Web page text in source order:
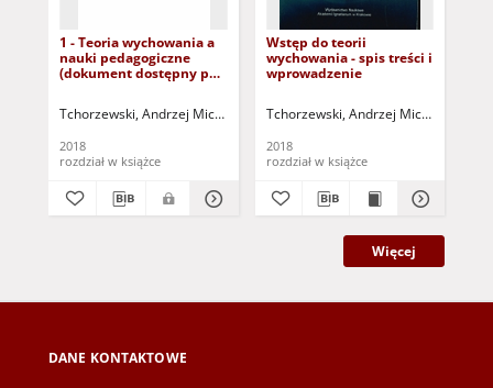
1 - Teoria wychowania a
nauki pedagogiczne
(dokument dostępny po
wzroku)
Tchorzewski, Andrzej Michał (1943- )
2018
rozdział w książce
Wstęp do teorii
wychowania - spis treści i
wprowadzenie
Tchorzewski, Andrzej Michał (1943- )
2018
rozdział w książce
Więcej
DANE KONTAKTOWE